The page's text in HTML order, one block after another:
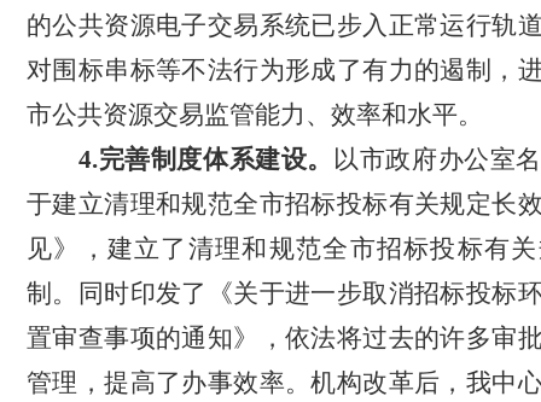
的公共资源电子交易系统已步入正常运行轨
对围标串标等不法行为形成了有力的遏制，
市公共资源交易监管能力、效率和水平。
4.完善制度体系建设。
以市政府办公室
于建立清理和规范全市招标投标有关规定长
见》， 建立了 清理和规范全市招标投标有
制。同时印发了《关于进一步取消招标投标
置审查事项的通知》，依法将过去的许多审
管理，提高了办事效率。机构改革后，我中